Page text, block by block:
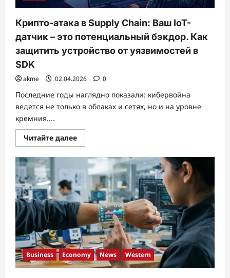
Крипто-атака в Supply Chain: Ваш IoT-
датчик – это потенциальный бэкдор. Как
защитить устройство от уязвимостей в
SDK
akme 02.04.2026 0
Последние годы наглядно показали: кибервойна
ведется не только в облаках и сетях, но и на уровне
кремния....
Читайте далееПрочитать
больше
Крипто-
атака
в
Supply
Chain:
Ваш
IoT-
датчик
–
это
потенциальный
бэкдор.
Как
защитить
устройство
от
Business Economy News Western